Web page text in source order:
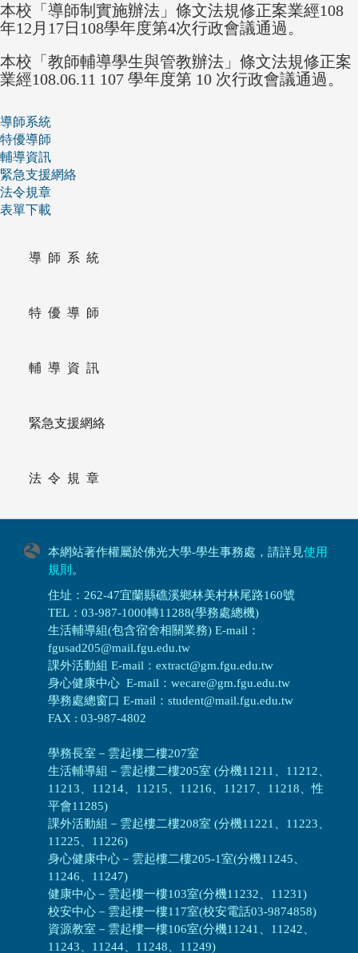
本校「導師制實施辦法」條文法規修正案業經108
年12月17日108學年度第4次行政會議通過。
本校「教師輔導學生與管教辦法」條文法規修正案
業經108.06.11 107 學年度第 10 次行政會議通過。
導師系統
特優導師
輔導資訊
緊急支援網絡
法令規章
表單下載
導師系統
特優導師
輔導資訊
緊急支援網絡
法令規章
本網站著作權屬於佛光大學-學生事務處，請詳見使用
規則 。
住址：262-47宜蘭縣礁溪鄉林美村林尾路160號
TEL：03-987-1000轉11288(學務處總機)
生活輔導組(包含宿舍相關業務) E-mail：
fgusad205@mail.fgu.edu.tw
課外活動組 E-mail：extract@gm.fgu.edu.tw
身心健康中心 E-mail：wecare@gm.fgu.edu.tw
學務處總窗口 E-mail：student@mail.fgu.edu.tw
FAX : 03-987-4802
學務長室－雲起樓二樓207室
生活輔導組 － 雲起樓二樓205室 (分機11211、11212、
11213、11214、11215、11216、11217、11218、性
平會11285)
課外活動組 － 雲起樓二樓208室 (分機11221、11223、
11225、11226)
身心健康中心 － 雲起樓二樓205-1室(分機11245、
11246、11247)
健康中心－ 雲起樓一樓103室(分機11232、11231)
校安中心－ 雲起樓一樓117室(校安電話03-9874858)
資源教室 － 雲起樓一樓106室(分機11241、11242、
11243、11244、11248、11249)